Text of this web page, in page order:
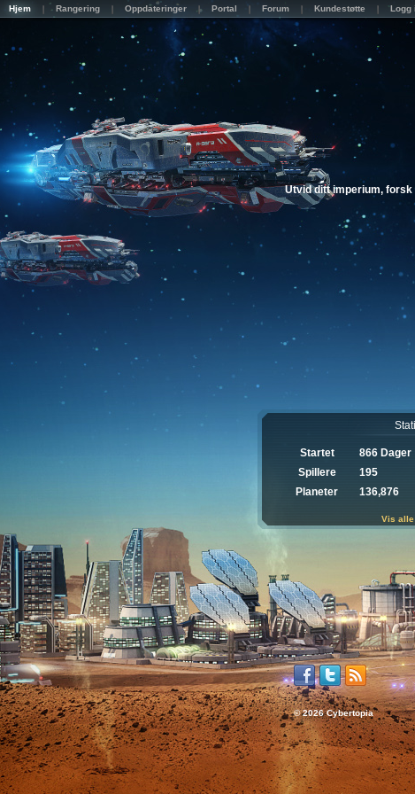
Hjem Rangering Oppdateringer Portal Forum Kundestøtte Logg
Utvid ditt imperium, forsk
Startet
866 Dager
Spillere
195
Planeter
136,876
Vis
© 2026 Cybertopia